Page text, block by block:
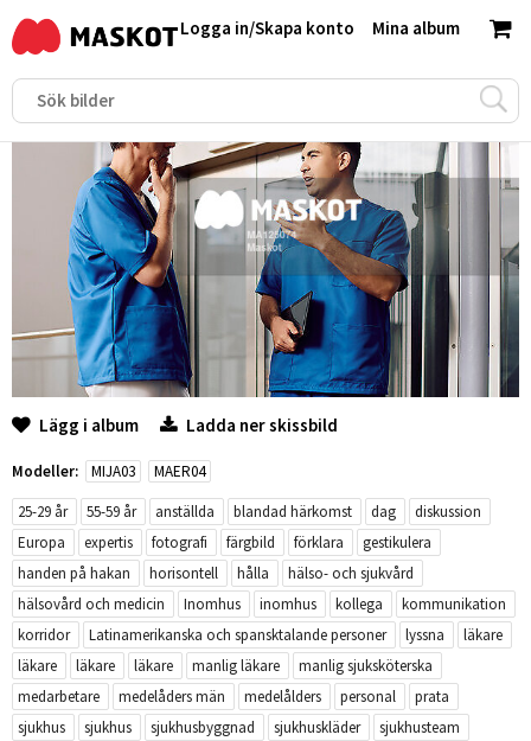
Mina album
Logga in/Skapa konto
Lägg i album Ladda ner skissbild
Modeller: MIJA03
MAER04
25-29 år
55-59 år anställda blandad härkomst dag
diskussion
Europa
expertis fotografi färgbild förklara
gestikulera
handen på hakan
horisontell hålla
hälso- och sjukvård
hälsovård och medicin
Inomhus inomhus kollega
kommunikation
korridor
Latinamerikanska och spansktalande personer lyssna
läkare
läkare
läkare läkare manlig läkare
manlig sjuksköterska
medarbetare
medelåders män medelålders personal
prata
sjukhus
sjukhus sjukhusbyggnad sjukhuskläder
sjukhusteam